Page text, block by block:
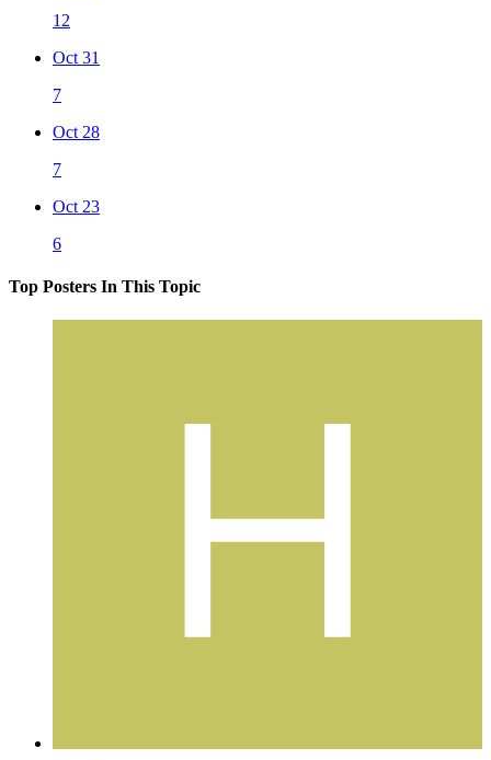
12
Oct 31
7
Oct 28
7
Oct 23
6
Top Posters In This Topic